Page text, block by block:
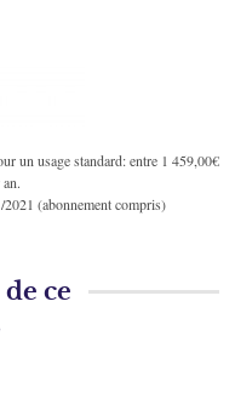
un usage standard: entre 1 459,00€
(abonnement compris)
de ce